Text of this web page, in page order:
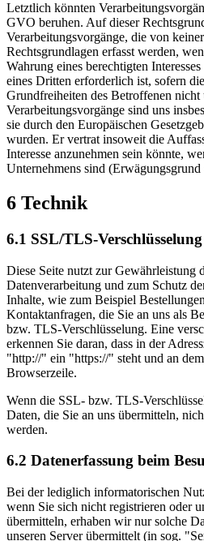
Letztlich könnten
GVO beruhen. Auf dieser
Verarbeitungsvorgänge, die von
Rechtsgrundlagen erfasst werden,
Wahrung eines berechtigten
eines Dritten erforderlich ist, sofern
Grundfreiheiten des Betroffenen nicht
Verarbeitungsvorgänge sind uns
sie durch den Europäischen
wurden. Er vertrat insoweit die
Interesse anzunehmen sein könnte,
Unternehmens sind
6 Technik
6.1 SSL/TLS-Verschlüsselung
Diese Seite nutzt zur Gewährleistung
Datenverarbeitung und zum Schutz
Inhalte, wie zum Beispiel
Kontaktanfragen, die Sie an uns als
bzw. TLS-Verschlüsselung. Eine
erkennen Sie daran, dass in der
"http://" ein "https://" steht und an
Browserzeile.
Wenn die SSL- bzw. TLS-
Daten, die Sie an uns übermitteln,
werden.
6.2 Datenerfassung beim
Bei der lediglich informatorischen
wenn Sie sich nicht registrieren oder
übermitteln, erhaben wir nur solche
unseren Server übermittelt (in sog.